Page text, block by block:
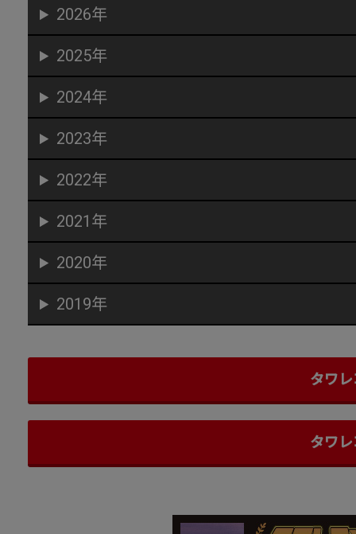
2026年
2025年
2024年
2023年
2022年
2021年
2020年
2019年
タワ
タワ